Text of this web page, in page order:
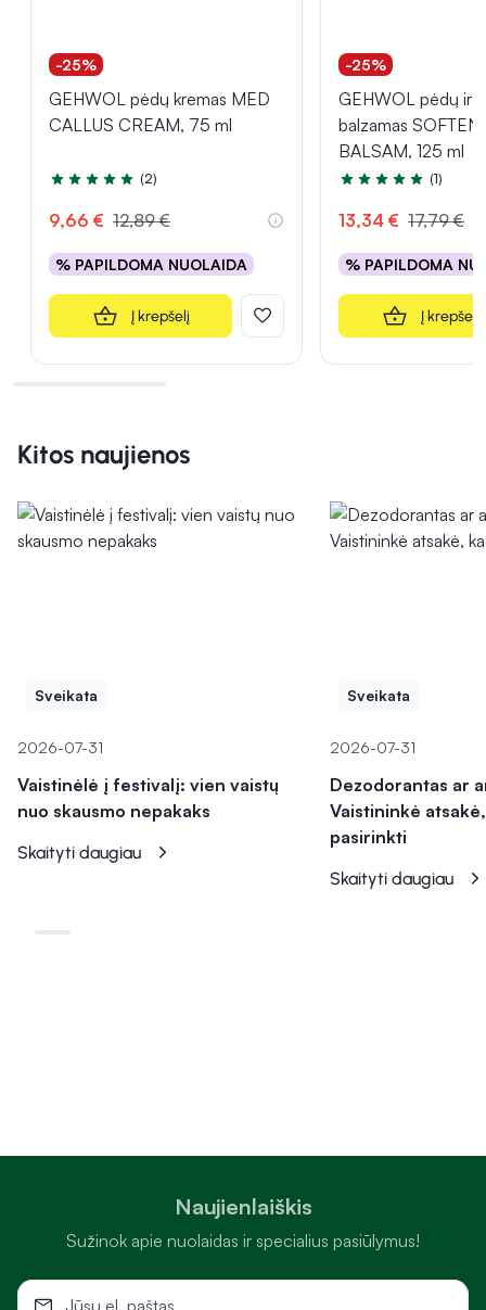
-25%
GEHWOL pėdų kremas MED
CALLUS CREAM, 75 ml
Įvertinimas 5.0 iš 5
(2)
9,66 € 12,89 €
% PAPILDOMA NUOLAIDA
Į krepšelį
-25%
GEHWOL pėdų ir
balzamas
BALSAM, 125 ml
Įvertinimas 5.0 iš 5
(1)
13,34 € 17,79 €
% PAPILDOMA
Į krepšelį
Kitos naujienos
Sveikata
2026-07-31
Vaistinėlė į festivalį: vien vaistų
nuo skausmo nepakaks
Skaityti daugiau
Sveikata
2026-07-31
Dezodorantas ar
Vaistininkė
pasirinkti
Skaityti daugiau
Naujienlaiškis
Sužinok apie nuolaidas ir specialius pasiūlymus!